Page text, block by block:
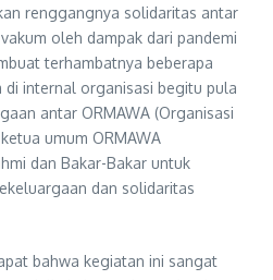
renggangnya solidaritas antar
oleh dampak dari pandemi
terhambatnya beberapa
internal organisasi begitu pula
antar ORMAWA (Organisasi
umum ORMAWA
dan Bakar-Bakar untuk
dan solidaritas
bahwa kegiatan ini sangat